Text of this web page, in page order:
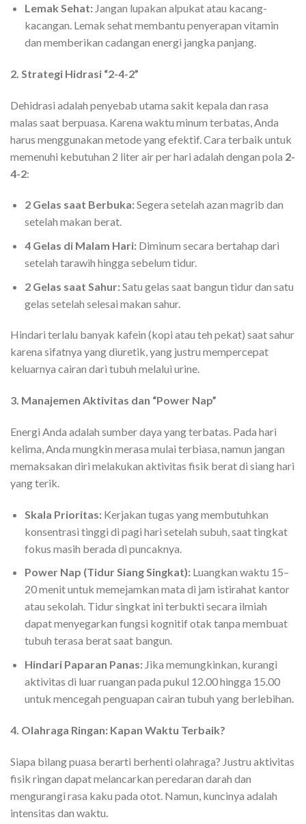
Lemak Sehat:Jangan lupakan alpukat atau kacang-
kacangan. Lemak sehat membantu penyerapan vitamin
dan memberikan cadangan energi jangka panjang.
2. Strategi Hidrasi “2-4-2”
Dehidrasi adalah penyebab utama sakit kepala dan rasa
malas saat berpuasa. Karena waktu minum terbatas, Anda
harus menggunakan metode yang efektif. Cara terbaik untuk
memenuhi kebutuhan 2 liter air per hari adalah dengan pola 2-
4-2:
2 Gelas saat Berbuka:Segera setelah azan magrib dan
setelah makan berat.
4 Gelas di Malam Hari:Diminum secara bertahap dari
setelah tarawih hingga sebelum tidur.
2 Gelas saat Sahur:Satu gelas saat bangun tidur dan satu
gelas setelah selesai makan sahur.
Hindari terlalu banyak kafein (kopi atau teh pekat) saat sahur
karena sifatnya yang diuretik, yang justru mempercepat
keluarnya cairan dari tubuh melalui urine.
3. Manajemen Aktivitas dan “Power Nap”
Energi Anda adalah sumber daya yang terbatas. Pada hari
kelima, Anda mungkin merasa mulai terbiasa, namun jangan
memaksakan diri melakukan aktivitas fisik berat di siang hari
yang terik.
Skala Prioritas:Kerjakan tugas yang membutuhkan
konsentrasi tinggi di pagi hari setelah subuh, saat tingkat
fokus masih berada di puncaknya.
Power Nap (Tidur Siang Singkat):Luangkan waktu 15–
20 menit untuk memejamkan mata di jam istirahat kantor
atau sekolah. Tidur singkat ini terbukti secara ilmiah
dapat menyegarkan fungsi kognitif otak tanpa membuat
tubuh terasa berat saat bangun.
Hindari Paparan Panas:Jika memungkinkan, kurangi
aktivitas di luar ruangan pada pukul 12.00 hingga 15.00
untuk mencegah penguapan cairan tubuh yang berlebihan.
4. Olahraga Ringan: Kapan Waktu Terbaik?
Siapa bilang puasa berarti berhenti olahraga? Justru aktivitas
fisik ringan dapat melancarkan peredaran darah dan
mengurangi rasa kaku pada otot. Namun, kuncinya adalah
intensitas dan waktu.